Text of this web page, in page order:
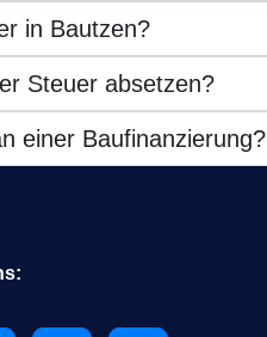
in Bautzen?
Steuer absetzen?
einer Baufinanzierung?